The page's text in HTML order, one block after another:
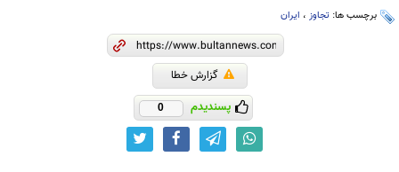
برچسب ها: تجاوز ، ایران
گزارش خطا
پسندیدم 0